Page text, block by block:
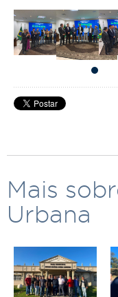
Mais
Urbana